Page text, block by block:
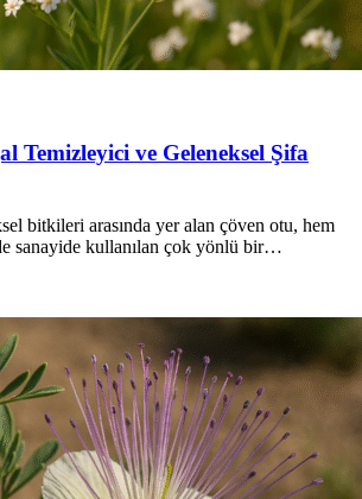
Temizleyici ve Geleneksel Şifa
bitkileri arasında yer alan çöven otu, hem
sanayide kullanılan çok yönlü bir…